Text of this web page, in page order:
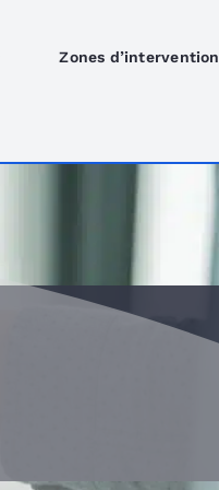
Zones d’intervention